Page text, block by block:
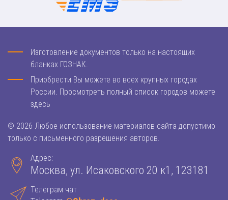
Изготовление документов только на настоящих
бланках ГОЗНАК.
Приобрести Вы можете во всех крупных городах
России. Просмотреть полный список городов можете
здесь
© 2026 Любое использование материалов сайта допустимо
только с письменного разрешения авторов.
Адрес:
Москва, ул. Исаковского 20 к1, 123181
Телеграм чат